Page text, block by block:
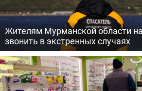
Жителям Мурманской области
звонить в экстренных случаях